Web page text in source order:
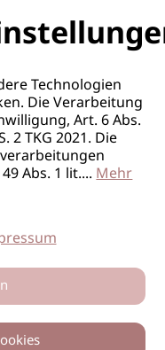
Technologien
Die Verarbeitung
Art. 6 Abs.
2 TKG 2021. Die
Abs. 1 lit....Mehr